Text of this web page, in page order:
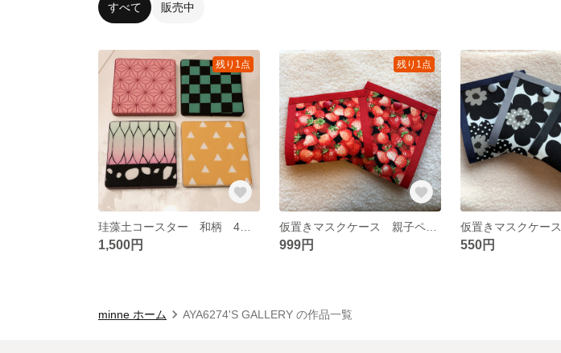
すべて 販売中
残り1点
1,500円
残り1点
仮置きマスクケース 親子ペアセット
999円
仮置きマスクケース
550円
minne ホーム AYA6274'S GALLERY の作品一覧